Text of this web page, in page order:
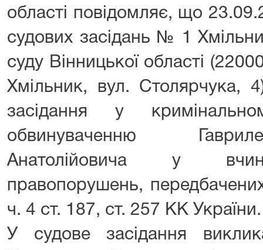
області повідомляє, що
судових засідань № 1
суду Вінницької області
Хмільник, вул. Столярчука,
засідання у
обвинуваченню
Анатолійовича у
правопорушень,
ч. 4 ст. 187, ст. 257 КК України.
У судове засідання